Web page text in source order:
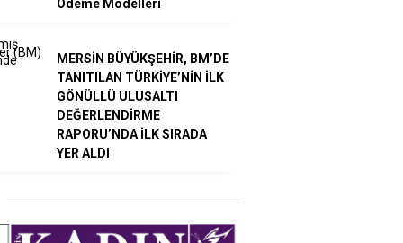
Ödeme Modelleri
MERSİN BÜYÜKŞEHİR, BM’DE
TANITILAN TÜRKİYE’NİN İLK
GÖNÜLLÜ ULUSALTI
DEĞERLENDİRME
RAPORU’NDA İLK SIRADA
YER ALDI